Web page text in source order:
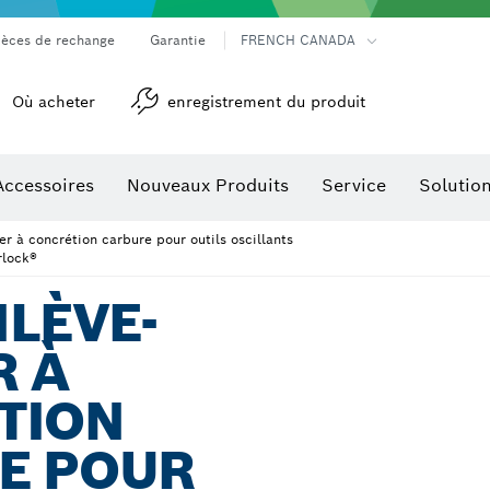
de rechange Garantie FRENCH CANADA
Où acheter enregistrement du produit
Nouveaux Produits Service
à concrétion carbure pour outils oscillants
À
POUR